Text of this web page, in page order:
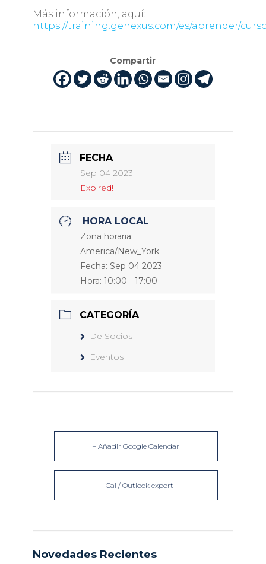
Más información, aquí:
https://training.genexus.com/es/aprender/
Compartir
FECHA
Sep 04 2023
Expired!
HORA LOCAL
Zona horaria:
America/New_York
Fecha: Sep 04 2023
Hora: 10:00 - 17:00
CATEGORÍA
De Socios
Eventos
+ Añadir Google Calendar
+ iCal / Outlook export
Novedades Recientes